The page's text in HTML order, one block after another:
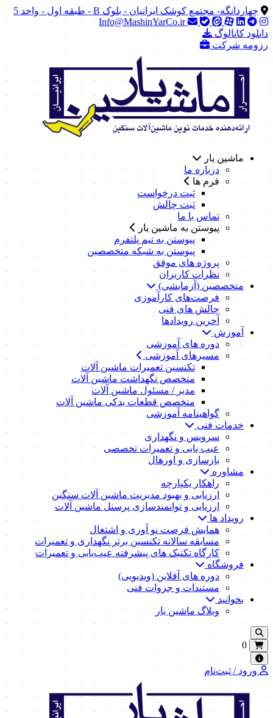
چهاردانگه- مجتمع کوشک ایرانیان - بلوک B - طبقه اول - واحد 5
Info@MashinYarCo.ir
دانلود کاتالوگ
رزومه شرکت
ماشین یار
درباره ما
فرم ها
ثبت درخواست
ثبت چالش
تماس با ما
پیوستن به ماشین یار
پیوستن به تیم پلتفرم
پیوستن به شبکه متخصصین
پروژه های موفق
نظرات کاربران
متخصصین (آزمایشی)
فرصت‌های کارآموزی
چالش های فنی
آخرین رویدادها
آموزش
دوره های آموزشی
مسیرهای آموزشی
تکنسین تعمیرات ماشین آلات
متخصص نگهداشت ماشین آلات
مدیر / مسئول ماشین آلات
متخصص قطعات یدکی ماشین آلات
گواهینامه آموزشی
خدمات فنی
سرویس و نگهداری
عیب یابی و تعمیرات تخصصی
بازسازی و اورهال
مشاوره
راهکار یکپارچه
ارزیابی و بهبود مدیریت ماشین آلات سنگین
ارزیابی و توانمندسازی پرسنل ماشین آلات
رویداد ها
همایش فرصت نو آوری و اشتغال
مسابقه سالانه تکنسین برتر نگهداری و تعمیرات
کارگاه تکنیک‌ های پیشرفته عیب‌یابی و تعمیرات
فروشگاه
دوره های آفلاین (ویدیویی)
مستندات و جزوات فنی
بخوانید
وبلاگ ماشین یار
0
ورود / ثبت‌نام